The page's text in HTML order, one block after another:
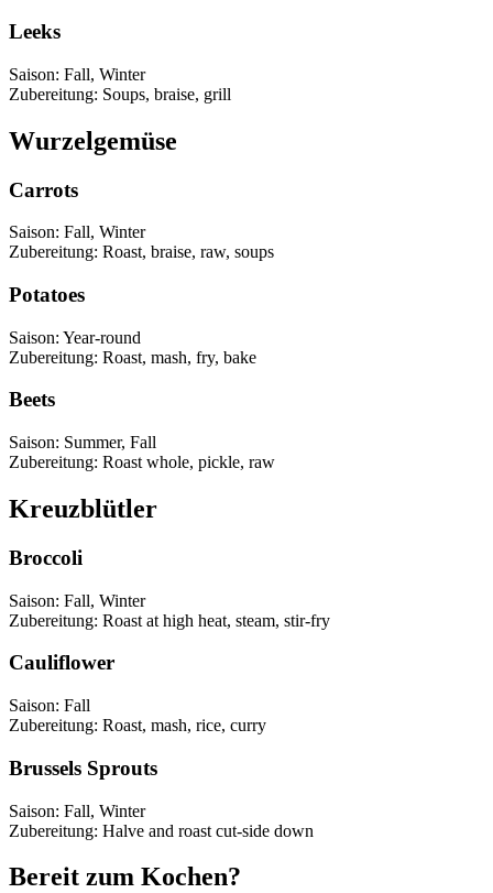
Leeks
Saison: Fall, Winter
Zubereitung: Soups, braise, grill
Wurzelgemüse
Carrots
Saison: Fall, Winter
Zubereitung: Roast, braise, raw, soups
Potatoes
Saison: Year-round
Zubereitung: Roast, mash, fry, bake
Beets
Saison: Summer, Fall
Zubereitung: Roast whole, pickle, raw
Kreuzblütler
Broccoli
Saison: Fall, Winter
Zubereitung: Roast at high heat, steam, stir-fry
Cauliflower
Saison: Fall
Zubereitung: Roast, mash, rice, curry
Brussels Sprouts
Saison: Fall, Winter
Zubereitung: Halve and roast cut-side down
Bereit zum Kochen?